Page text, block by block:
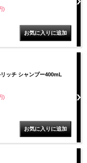
)
リッチ シャンプー400mL
)